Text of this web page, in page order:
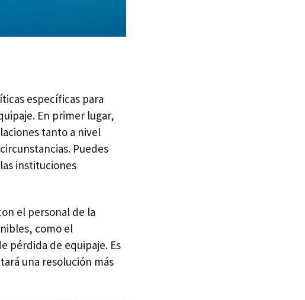
específicas para
En primer lugar,
tanto a nivel
Puedes
instituciones
el personal de la
como el
pérdida de equipaje. Es
una resolución más